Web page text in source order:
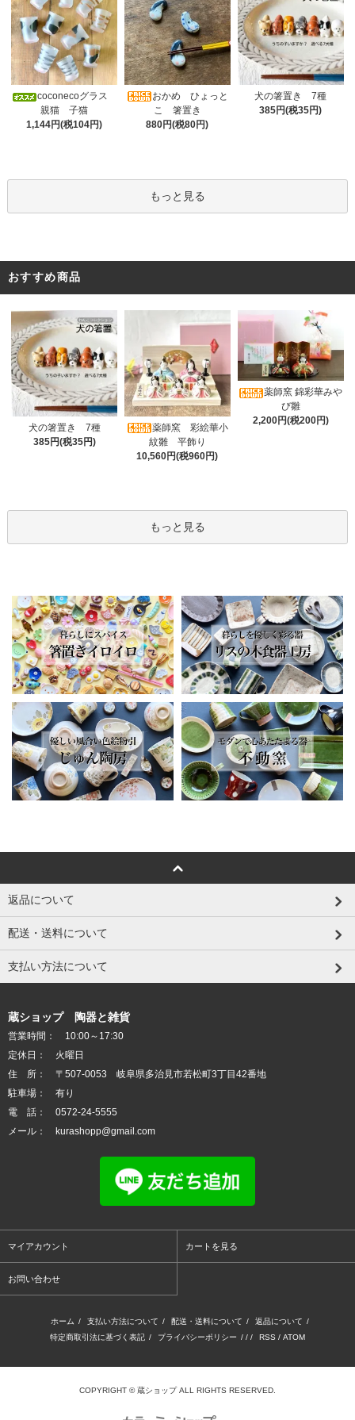
coconecoグラス
親猫 子猫
1,144円(税104円)
おかめ ひょっと
こ 箸置き
880円(税80円)
犬の箸置き 7種
385円(税35円)
もっと見る
おすすめ商品
犬の箸置き 7種
385円(税35円)
薬師窯 彩絵華小
紋雛 平飾り
10,560円(税960円)
薬師窯 錦彩華みや
び雛
2,200円(税200円)
もっと見る
返品について
配送・送料について
支払い方法について
蔵ショップ 陶器と雑貨
営業時間： 10:00～17:30
定休日： 火曜日
住 所： 〒507-0053 岐阜県多治見市若松町3丁目42番地
駐車場： 有り
電 話： 0572-24-5555
メール： kurashopp@gmail.com
マイアカウント カートを見る
お問い合わせ
ホーム / 支払い方法について / 配送・送料について / 返品について /
特定商取引法に基づく表記 / プライバシーポリシー / / / RSS / ATOM
COPYRIGHT © 蔵ショップ ALL RIGHTS RESERVED.